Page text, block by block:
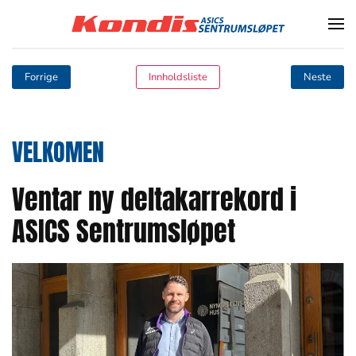
Forrige Innholdsliste Neste
VELKOMEN
Ventar ny deltakarrekord i
ASICS Sentrumsløpet